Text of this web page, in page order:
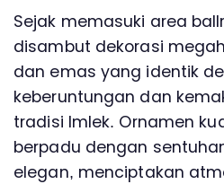
Sejak memasuki area
disambut dekorasi
dan emas yang identik
keberuntungan dan
tradisi Imlek. Ornamen
berpadu dengan
elegan, menciptakan